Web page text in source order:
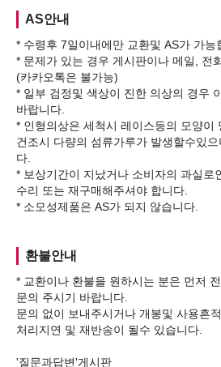
AS안내
* 수령후 7일이내에만 교환및 AS가 가능
* 문제가 있는 경우 게시판이나 메일, 전
(카카오톡은 불가능)
* 일부 검정및 색상이 진한 의상의 경우
바랍니다.
* 인형의상은 세척시 레이스등의 모양이
건조시 다량의 섬류가루가 발생할수있
다.
* 보상기간이 지났거나 소비자의 과실로
수리 또는 재구매해주셔야 합니다.
환불안내
* 교환이나 환불을 원하시는 분은 먼저
문의 주시기 바랍니다.
문의 없이 보내주시거나 개봉및 사용흔
처리지연 및 재반송이 될수 있습니다.
'질문과답변'게시판